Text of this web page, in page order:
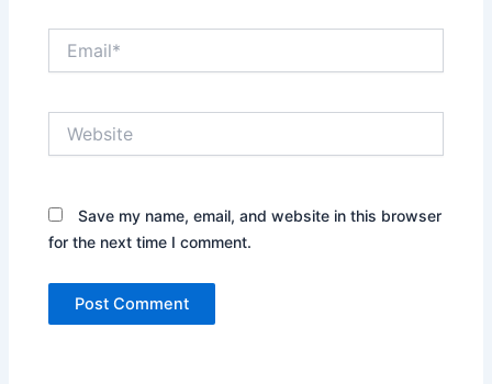
Save my name, email, and website in this browser
for the next time I comment.